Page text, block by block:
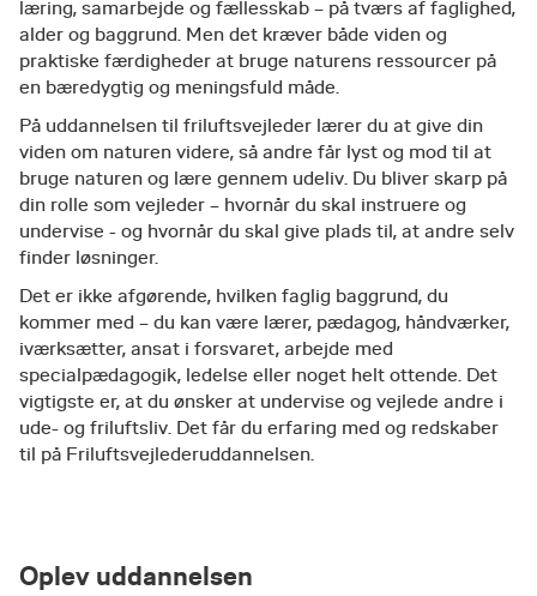
læring, samarbejde og fællesskab – på tværs af faglighed,
alder og baggrund. Men det kræver både viden og
praktiske færdigheder at bruge naturens ressourcer på
en bæredygtig og meningsfuld måde.
På uddannelsen til friluftsvejleder lærer du at give din
viden om naturen videre, så andre får lyst og mod til at
bruge naturen og lære gennem udeliv. Du bliver skarp på
din rolle som vejleder – hvornår du skal instruere og
undervise - og hvornår du skal give plads til, at andre selv
finder løsninger.
Det er ikke afgørende, hvilken faglig baggrund, du
kommer med – du kan være lærer, pædagog, håndværker,
iværksætter, ansat i forsvaret, arbejde med
specialpædagogik, ledelse eller noget helt ottende. Det
vigtigste er, at du ønsker at undervise og vejlede andre i
ude- og friluftsliv. Det får du erfaring med og redskaber
til på Friluftsvejlederuddannelsen.
Oplev uddannelsen